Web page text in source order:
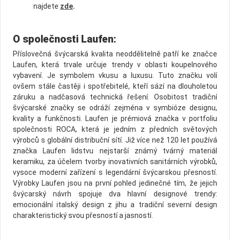
najdete zde.
O společnosti Laufen:
Příslovečná švýcarská kvalita neoddělitelně patří ke značce
Laufen, která trvale určuje trendy v oblasti koupelnové­ho
vybavení. Je symbolem vkusu a luxusu. Tuto značku volí
ovšem stále častěji i spotřebitelé, kteří sází na dlouhole­tou
záruku a nadčasová technická řešení. Osobitost tradiční
švýcarské značky se odráží zejména v symbióze designu,
kvality a funkčnosti. Laufen je prémiová značka v portfoliu
společnosti ROCA, která je jedním z předních světových
výrobců s globální distribuční sítí. Již více než 120 let používá
značka Laufen lidstvu nejstarší známý tvárný materiál
keramiku, za účelem tvorby inovativních sanitárních výrobků,
vysoce moderní zařízení s legendární švýcarskou přesností.
Výrobky Laufen jsou na první pohled jedinečné tím, že jejich
švýcarský návrh spojuje dva hlavní designové trendy:
emocionální italský design z jihu a tradiční severní design
charakteristický svou přesností a jasností.